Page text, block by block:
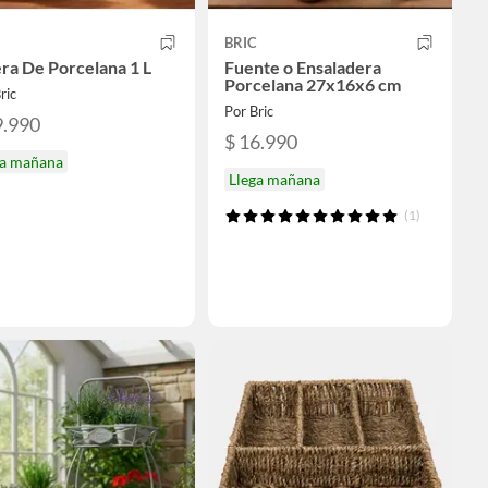
De Porcelana 1 L
mañana
BRIC
Fuente o Ensaladera
Porcelana 27x16x6 cm
Por Bric
$ 16.990
Llega mañana
(1)